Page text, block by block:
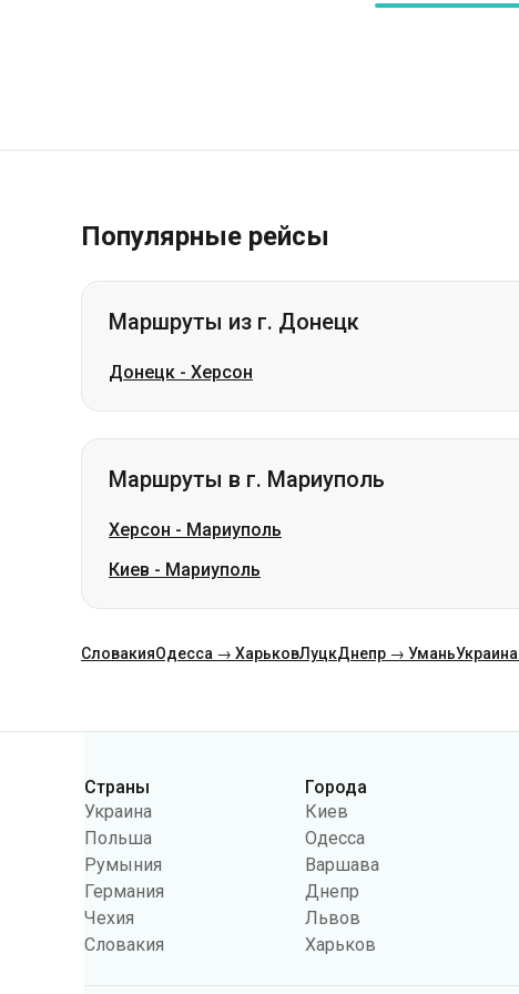
Популярные рейсы
Маршруты из г. Донецк
Донецк - Херсон
Маршруты в г. Мариуполь
Херсон - Мариуполь
Киев - Мариуполь
СловакияОдесса → ХарьковЛуцкДнепр → УманьУкраина
Категории
Страны
Украина
Польша
Румыния
Германия
Чехия
Словакия
Города
Киев
Одесса
Варшава
Днепр
Львов
Харьков